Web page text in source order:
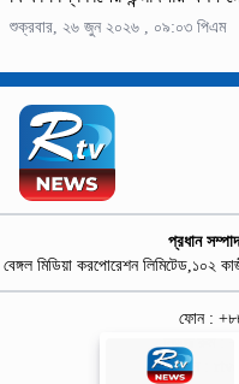
শুক্রবার, ২৬ জুন ২০২৬ , ০৯:০৩ পিএম
প্রধান
বেঙ্গল মিডিয়া করপোরেশন লিমিটেড,১০২
ফোন :
নিউজ রুম :
বিজ্ঞাপন :